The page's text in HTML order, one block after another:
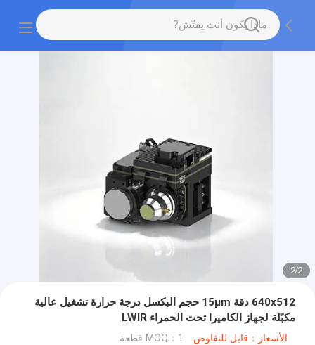
2
/
2
640x512 دقة 15μm حجم البكسل درجة حرارة تشغيل عالية
مكبّلة لجهاز الكاميرا تحت الحمراء LWIR
الأسعار：قابل للتفاوض MOQ：1 قطعة